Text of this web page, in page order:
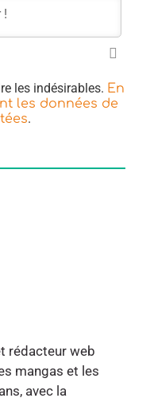
les indésirables. En
les données de
.
rédacteur web
mangas et les
avec la